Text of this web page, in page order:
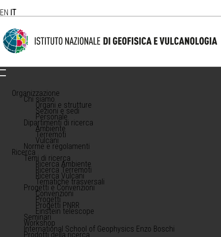
EN IT
Organizzazione
Chi siamo
Organi e strutture
Sezioni e sedi
Personale
Dipartimenti di ricerca
Ambiente
Terremoti
Vulcani
Norme e regolamenti
Ricerca
Temi di ricerca
Ricerca Ambiente
Ricerca Terremoti
Ricerca Vulcani
Tematiche trasversali
Progetti e Convenzioni
Convenzioni
Progetti
Progetti PNRR
Einstein telescope
Seminari
Workshop
International School of Geophysics Enzo Boschi
Prodotti della ricerca